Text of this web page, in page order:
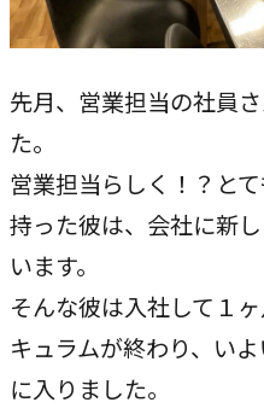
実行支援
SERVICE
サービス
独自のフレームワークとソ
オリジ
独自の問
先月、営業担当の社員
た。
営業担当らしく！？と
持った彼は、会社に新
います。
そんな彼は入社して１
キュラムが終わり、い
に入りました。